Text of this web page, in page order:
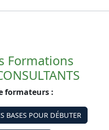
Formations
formateurs :
BASES POUR DÉBUTER